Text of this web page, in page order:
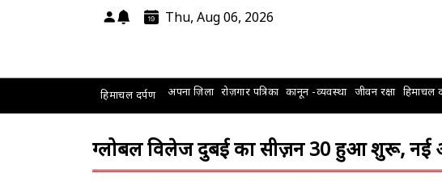
Thu, Aug 06, 2026
हिमाचल दर्पण अपना ज़िला रोज़गार पत्रिका कानून -व्यवस्था जीवन रक्षा हिमाचल
ग्लोबल विलेज दुबई का सीज़न 30 हुआ शुरू,